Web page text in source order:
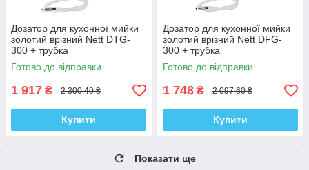
Дозатор для кухонної мийки
золотий врізний Nett DTG-
300 + трубка
Готово до відправки
1 917 ₴ 2 300,40 ₴
Купити
Дозатор для кухонної мийки
золотий врізний Nett DFG-
300 + трубка
Готово до відправки
1 748 ₴ 2 097,60 ₴
Купити
Показати ще